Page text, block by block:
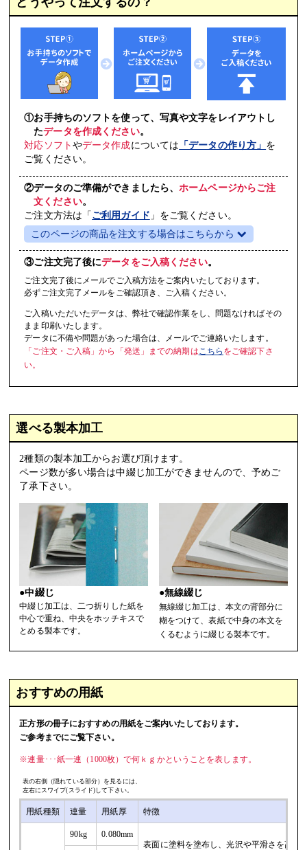
①お手持ちのソフトを使って、写真や文字をレイアウトし
たデータを作成ください。
対応ソフト やデータ作成については 「データの作り方」 を
ご覧ください。
②データのご準備ができましたら、ホームページからご注
文ください。
ご注文方法は「 ご利用ガイド 」をご覧ください。
このページの商品を注文する場合はこちらから
③ご注文完了後にデータをご入稿ください。
ご注文完了後にメールでご入稿方法をご案内いたしております。
必ずご注文完了メールをご確認頂き、ご入稿ください。
ご入稿いただいたデータは、弊社で確認作業をし、問題なければその
まま印刷いたします。
データに不備や問題があった場合は、メールでご連絡いたします。
「ご注文・ご入稿」から「発送」までの納期はこちら をご確認下さ
い。
選べる製本加工
2種類の製本加工からお選び頂けます。
ページ数が多い場合は中綴じ加工ができませんので、予めご
了承下さい。
●中綴じ
中綴じ加工は、二つ折りした紙を
中心で重ね、中央をホッチキスで
とめる製本です。
●無線綴じ
無線綴じ加工は、本文の背部分に
糊をつけて、表紙で中身の本文を
くるむように綴じる製本です。
おすすめの用紙
正方形の冊子におすすめの用紙をご案内いたしております。
ご参考までにご覧下さい。
※連量･･･紙一連（1000枚）で何ｋｇかということを表します。
表の右側（隠れている部分）を見るには、
左右にスワイプ(スライド)して下さい。
用紙種類 連量 用紙厚 特徴
90kg
0.080mm
表面に塗料を塗布し、光沢や平滑さを高め